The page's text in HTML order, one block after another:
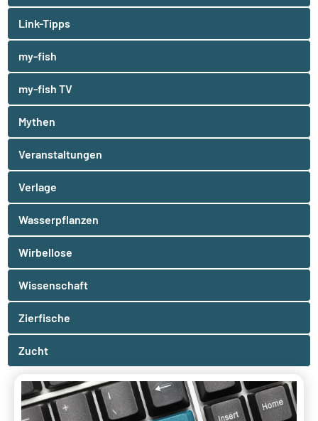
Link-Tipps
my-fish
my-fish TV
Mythen
Veranstaltungen
Verlage
Wasserpflanzen
Wirbellose
Wissenschaft
Zierfische
Zucht